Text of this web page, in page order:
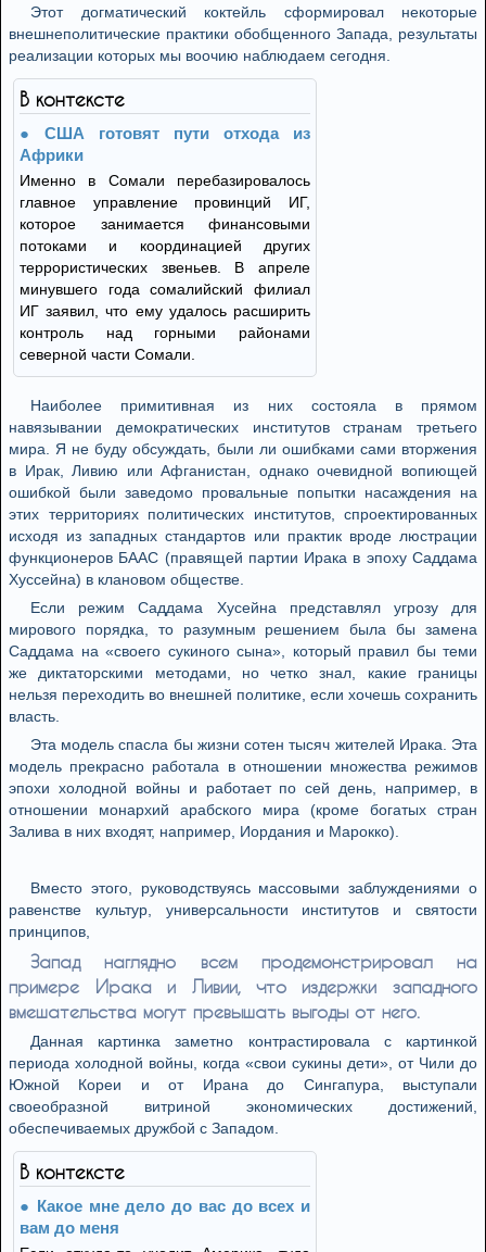
Этот догматический коктейль сформировал некоторые
внешнеполитические практики обобщенного Запада, результаты
реализации которых мы воочию наблюдаем сегодня.
В контексте
США готовят пути отхода из
Африки
Именно в Сомали перебазировалось
главное управление провинций ИГ,
которое занимается финансовыми
потоками и координацией других
террористических звеньев. В апреле
минувшего года сомалийский филиал
ИГ заявил, что ему удалось расширить
контроль над горными районами
северной части Сомали.
Наиболее примитивная из них состояла в прямом
навязывании демократических институтов странам третьего
мира. Я не буду обсуждать, были ли ошибками сами вторжения
в Ирак, Ливию или Афганистан, однако очевидной вопиющей
ошибкой были заведомо провальные попытки насаждения на
этих территориях политических институтов, спроектированных
исходя из западных стандартов или практик вроде люстрации
функционеров БААС (правящей партии Ирака в эпоху Саддама
Хуссейна) в клановом обществе.
Если режим Саддама Хусейна представлял угрозу для
мирового порядка, то разумным решением была бы замена
Саддама на «своего сукиного сына», который правил бы теми
же диктаторскими методами, но четко знал, какие границы
нельзя переходить во внешней политике, если хочешь сохранить
власть.
Эта модель спасла бы жизни сотен тысяч жителей Ирака. Эта
модель прекрасно работала в отношении множества режимов
эпохи холодной войны и работает по сей день, например, в
отношении монархий арабского мира (кроме богатых стран
Залива в них входят, например, Иордания и Марокко).
Вместо этого, руководствуясь массовыми заблуждениями о
равенстве культур, универсальности институтов и святости
принципов,
Запад наглядно всем продемонстрировал на
примере Ирака и Ливии, что издержки западного
вмешательства могут превышать выгоды от него.
Данная картинка заметно контрастировала с картинкой
периода холодной войны, когда «свои сукины дети», от Чили до
Южной Кореи и от Ирана до Сингапура, выступали
своеобразной витриной экономических достижений,
обеспечиваемых дружбой с Западом.
В контексте
Какое мне дело до вас до всех и
вам до меня